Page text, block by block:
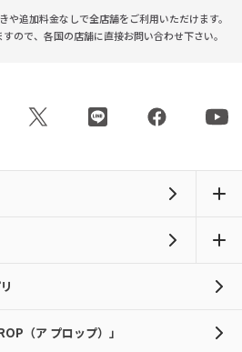
や追加料金なしで全店舗をご利用いただけます。
ので、 各国の店舗に直接お問い合わせ下さい。
（ア プロップ）」